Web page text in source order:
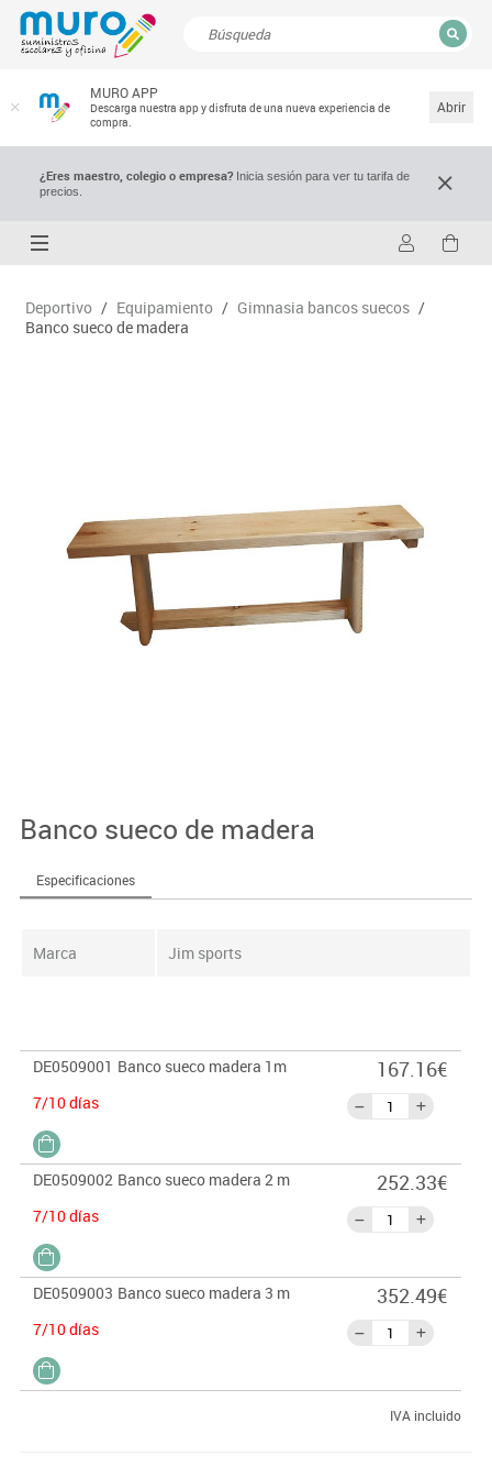
MURO APP
Descarga nuestra app y disfruta de una nueva experiencia de
compra.
Abrir
¿Eres maestro, colegio o empresa?Inicia sesión para ver tu tarifa de
precios.
Deportivo / Equipamiento / Gimnasia bancos suecos /
Banco sueco de madera
Banco sueco de madera
Especificaciones
Marca Jim sports
DE0509001 Banco sueco madera 1m
7/10 días
167.16€
DE0509002 Banco sueco madera 2 m
7/10 días
252.33€
DE0509003 Banco sueco madera 3 m
7/10 días
352.49€
IVA incluido